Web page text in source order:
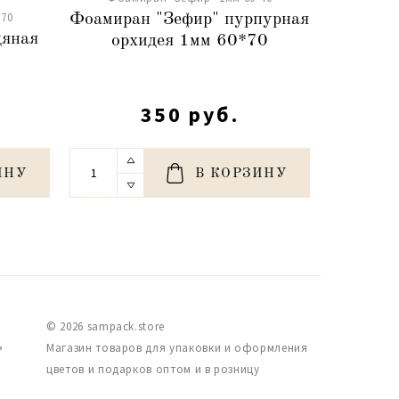
Фоамиран "Зефир" пурпурная
орхидея 1мм 60*70
350 руб.
В КОРЗИНУ
© 2026 sampack.store
Магазин товаров для упаковки и оформления
цветов и подарков оптом и в розницу